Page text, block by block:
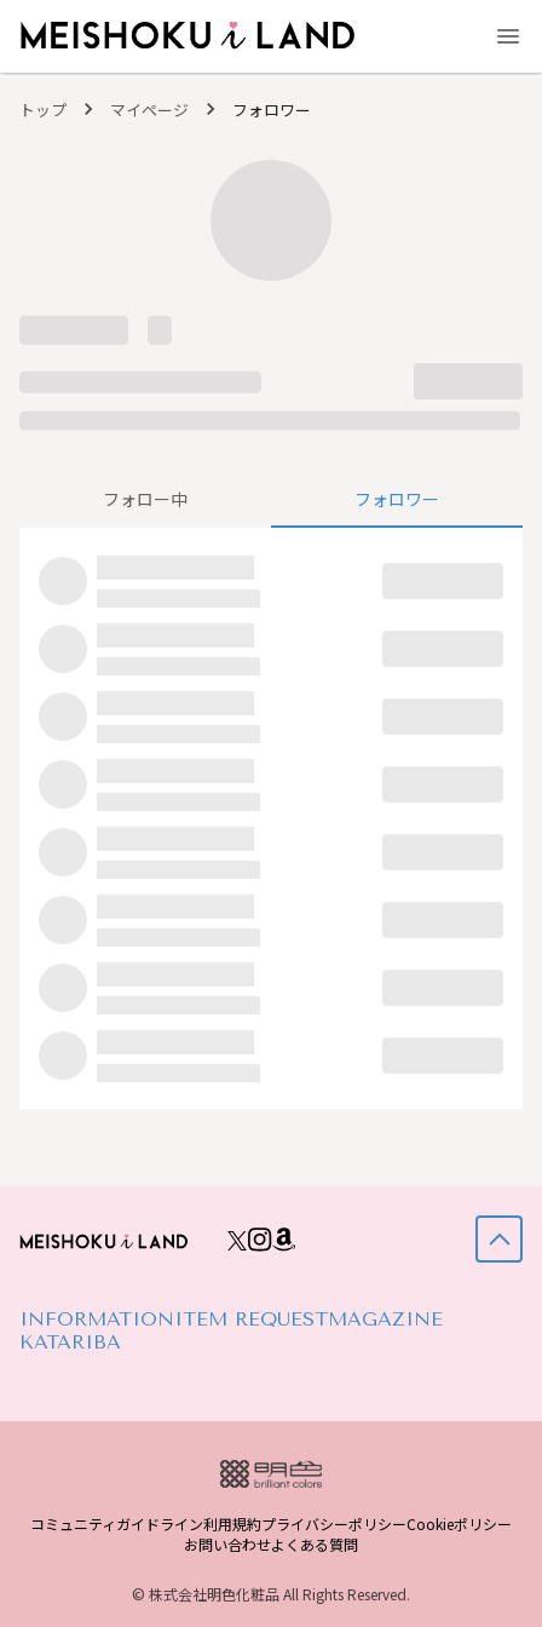
トップ マイページ フォロワー
フォロー中 フォロワー
INFORMATION ITEM REQUESTMAGAZINE
KATARIBA
コミュニティガイドライン利用規約プライバシーポリシーCookieポリシー
お問い合わせよくある質問
© 株式会社明色化粧品 All Rights Reserved.